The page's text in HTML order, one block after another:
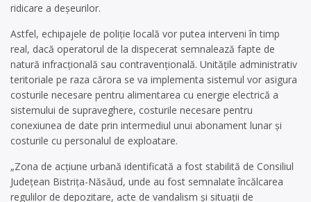
ridicare a deșeurilor.
Astfel, echipajele de poliție locală vor putea interveni în timp
real, dacă operatorul de la dispecerat semnalează fapte de
natură infracțională sau contravențională. Unitățile administrativ
teritoriale pe raza cărora se va implementa sistemul vor asigura
costurile necesare pentru alimentarea cu energie electrică a
sistemului de supraveghere, costurile necesare pentru
conexiunea de date prin intermediul unui abonament lunar și
costurile cu personalul de exploatare.
„Zona de acțiune urbană identificată a fost stabilită de Consiliul
Județean Bistrița-Năsăud, unde au fost semnalate încălcarea
regulilor de depozitare, acte de vandalism și situații de